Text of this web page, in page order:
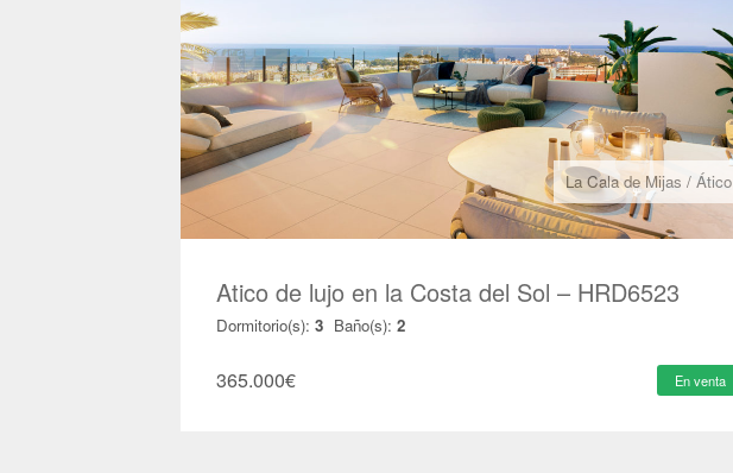
La Cala de Mijas / Ático
Atico de lujo en la Costa del Sol – HRD6523
Dormitorio(s): 3 Baño(s): 2
365.000€ En venta